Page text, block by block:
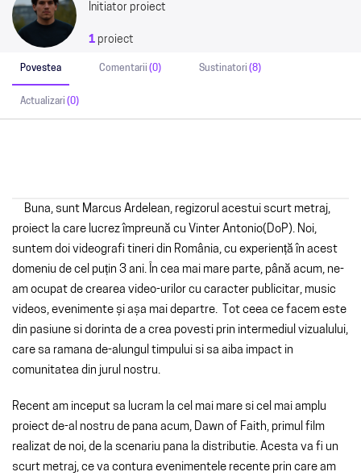
Initiator proiect
1 proiect
Povestea Comentarii (0) Sustinatori (8)
Actualizari (0)
Buna, sunt Marcus Ardelean, regizorul acestui scurt metraj,
proiect la care lucrez împreună cu Vinter Antonio(DoP). Noi,
suntem doi videografi tineri din România, cu experiență în acest
domeniu de cel puțin 3 ani. În cea mai mare parte, până acum, ne-
am ocupat de crearea video-urilor cu caracter publicitar, music
videos, evenimente și așa mai departre. Tot ceea ce facem este
din pasiune si dorinta de a crea povesti prin intermediul vizualului,
care sa ramana de-alungul timpului si sa aiba impact in
comunitatea din jurul nostru.
Recent am inceput sa lucram la cel mai mare si cel mai amplu
proiect de-al nostru de pana acum, Dawn of Faith, primul film
realizat de noi, de la scenariu pana la distributie. Acesta va fi un
scurt metraj, ce va contura evenimentele recente prin care am